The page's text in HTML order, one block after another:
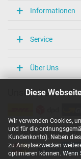
Diese
Wir verwenden Cookies,
und für die
Kundenkonto). Neben
zu Anaylsezwecken
optimieren können. Wenn
Informationen
Service
Über Uns
Unsere
Unsere Zahlarten